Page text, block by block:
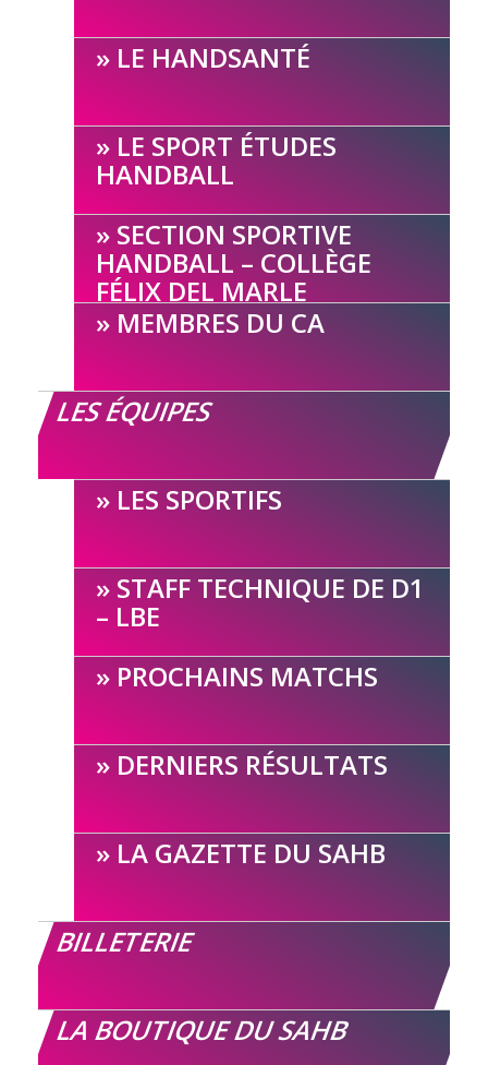
LE HANDSANTÉ
LE SPORT ÉTUDES
HANDBALL
SECTION SPORTIVE
HANDBALL – COLLÈGE
FÉLIX DEL MARLE
MEMBRES DU CA
LES ÉQUIPES
LES SPORTIFS
STAFF TECHNIQUE DE D1
– LBE
PROCHAINS MATCHS
DERNIERS RÉSULTATS
LA GAZETTE DU SAHB
BILLETERIE
LA BOUTIQUE DU SAHB